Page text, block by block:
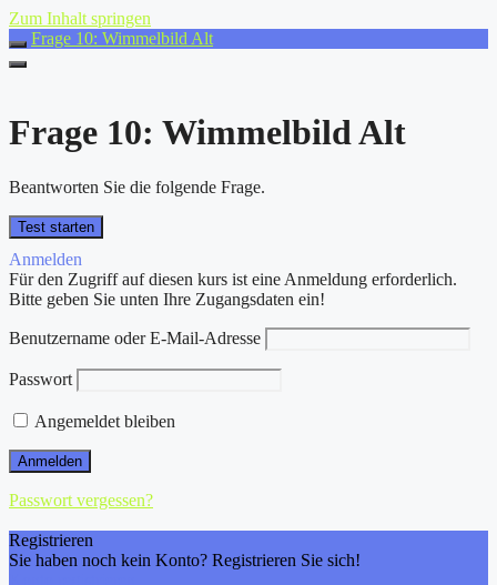
Zum Inhalt springen
Frage 10: Wimmelbild Alt
Frage 10: Wimmelbild Alt
Beantworten Sie die folgende Frage.
Anmelden
Für den Zugriff auf diesen kurs ist eine Anmeldung erforderlich.
Bitte geben Sie unten Ihre Zugangsdaten ein!
Benutzername oder E-Mail-Adresse
Passwort
Angemeldet bleiben
Passwort vergessen?
Registrieren
Sie haben noch kein Konto? Registrieren Sie sich!